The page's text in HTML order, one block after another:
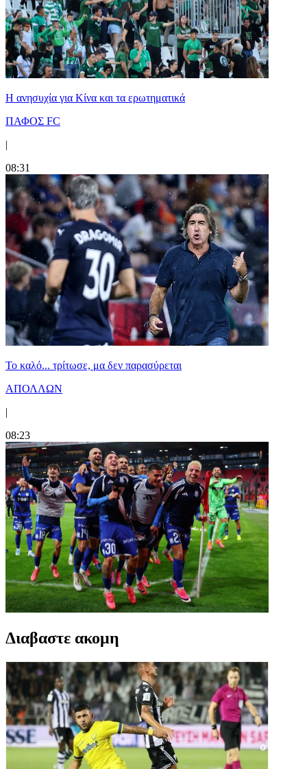
Η ανησυχία για Κίνα και τα ερωτηματικά
ΠΑΦΟΣ FC
|
08:31
Το καλό... τρίτωσε, μα δεν παρασύρεται
ΑΠΟΛΛΩΝ
|
08:23
Διαβαστε ακομη